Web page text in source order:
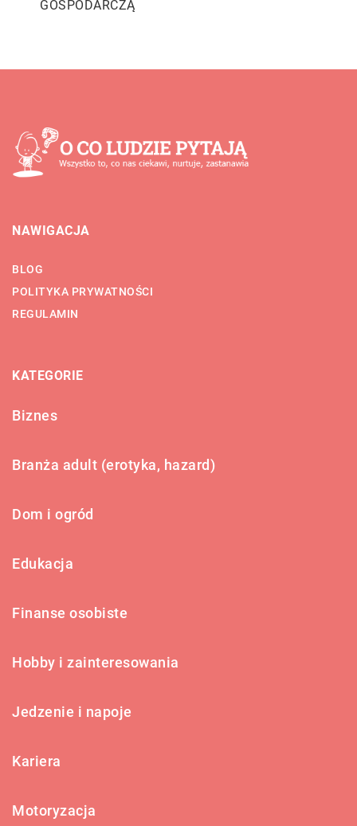
GOSPODARCZĄ
NAWIGACJA
BLOG
POLITYKA PRYWATNOŚCI
REGULAMIN
KATEGORIE
Biznes
Branża adult (erotyka, hazard)
Dom i ogród
Edukacja
Finanse osobiste
Hobby i zainteresowania
Jedzenie i napoje
Kariera
Motoryzacja